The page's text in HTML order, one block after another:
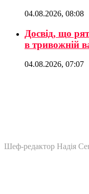
04.08.2026, 08:08
Досвід, що
в тривожній
04.08.2026, 07:07
Шеф-редактор Надія